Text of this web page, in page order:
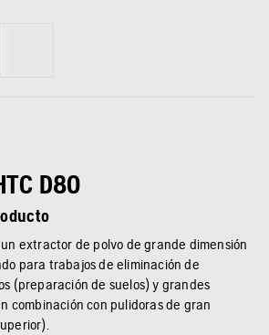
D80
un extractor de polvo de grande dimensión
para trabajos de eliminación de
(preparación de suelos) y grandes
combinación con pulidoras de gran